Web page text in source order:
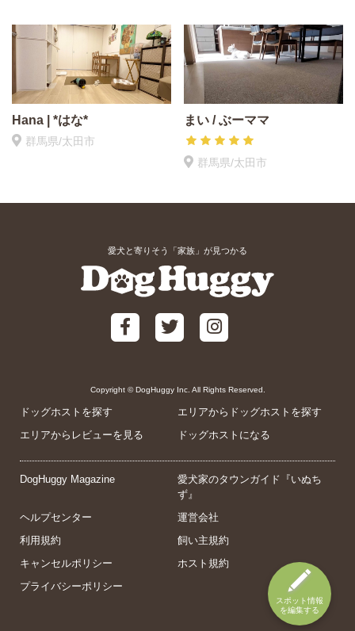
Hana | *はな*
群馬県/太田市
まい / ぶーママ
群馬県/太田市
スポット情報
を編集する
愛犬と寄りそう「家族」が見つかる
Copyright © DogHuggy Inc. All Rights Reserved.
ドッグホストを探す
エリアからドッグホストを探す
エリアからレビューを見る
ドッグホストになる
DogHuggy Magazine
愛犬家のタウンガイド『いぬち
ず』
ヘルプセンター
運営会社
利用規約
飼い主規約
キャンセルポリシー
ホスト規約
プライバシーポリシー